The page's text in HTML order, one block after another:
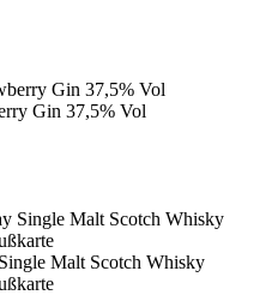
Gin 37,5% Vol
Malt Scotch Whisky